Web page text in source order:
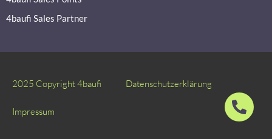
4baufi Sales Partner
2025 Copyright 4baufi Datenschutzerklärung
Impressum